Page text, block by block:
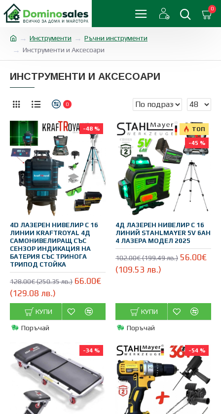
0
Инструменти
Ръчни инструменти
Инструменти и Аксесоари
ИНСТРУМЕНТИ И АКСЕСОАРИ
0
-48 %
4D ЛАЗЕРЕН НИВЕЛИР С 16
ЛИНИИ KRAFTROYAL 4Д
САМОНИВЕЛИРАЩ СЪС
СЕНЗОР ИНДИКАЦИЯ НА
БАТЕРИЯ СЪС ТРИНОГА
ТРИПОД СТОЙКА
128.00€ (250.35 лв.) 66.00€
(129.08 лв.)
КУПИ
Поръчай
ТОП
-45 %
4Д ЛАЗЕРЕН НИВЕЛИР С 16
ЛИНИЙ STAHLMAYER 5V 6AH
4 ЛАЗЕРА МОДЕЛ 2025
102.00€ (199.49 лв.) 56.00€
(109.53 лв.)
КУПИ
Поръчай
-34 % -54 %